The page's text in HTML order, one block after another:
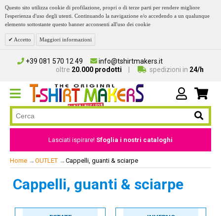
Questo sito utilizza cookie di profilazione, propri o di terze parti per rendere migliore
l'esperienza d'uso degli utenti. Continuando la navigazione e/o accedendo a un qualunque
elemento sottostante questo banner acconsenti all'uso dei cookie
Accetto Maggiori informazioni
+39 081 570 12 49
info@tshirtmakers.it
oltre 20.000 prodotti spedizioni in 24/h
Lasciati ispirare! Sfoglia i nostri cataloghi
Home → OUTLET → Cappelli, guanti & sciarpe
Cappelli, guanti & sciarpe